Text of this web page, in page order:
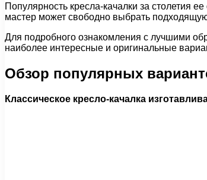
Популярность кресла-качалки за столетия
мастер может свободно выбрать
Для подробного ознакомления с лучшими
наиболее интересные и оригинальные
Обзор популярных
Классическое кресло-качалка